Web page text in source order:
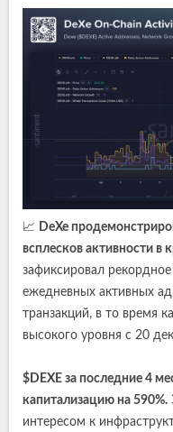
📈 DeXe
всплесков активности в
зафиксировал
ежедневных активных
транзакций, в то время
высокого уровня с 20
$DEXE за последние 4
капитализацию на 590%.
интересом к